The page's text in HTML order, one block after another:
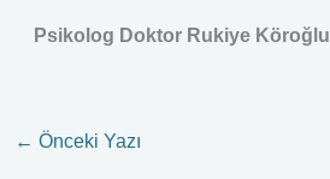
Psikolog Doktor Rukiye Köroğlu
← Önceki Yazı